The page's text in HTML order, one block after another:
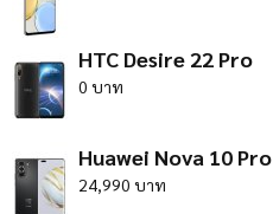
HTC Desire 22 Pro
0 บาท
Huawei Nova 10 Pro
24,990 บาท